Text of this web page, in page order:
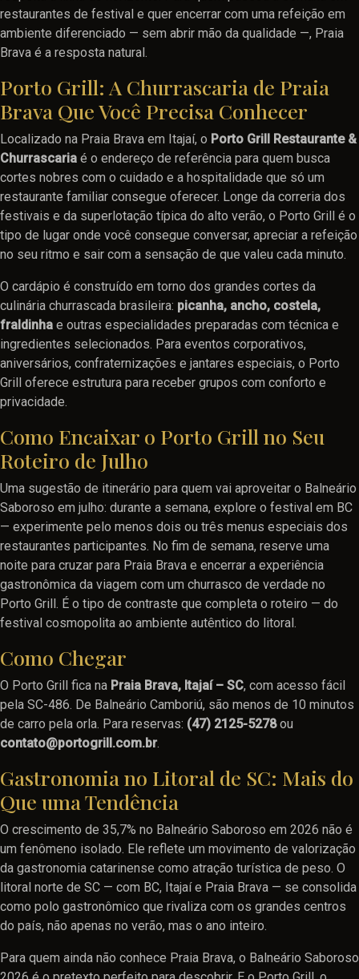
restaurantes de festival e quer encerrar com uma refeição em
ambiente diferenciado — sem abrir mão da qualidade —, Praia
Brava é a resposta natural.
Porto Grill: A Churrascaria de Praia
Brava Que Você Precisa Conhecer
Localizado na Praia Brava em Itajaí, o Porto Grill Restaurante &
Churrascaria é o endereço de referência para quem busca
cortes nobres com o cuidado e a hospitalidade que só um
restaurante familiar consegue oferecer. Longe da correria dos
festivais e da superlotação típica do alto verão, o Porto Grill é o
tipo de lugar onde você consegue conversar, apreciar a refeição
no seu ritmo e sair com a sensação de que valeu cada minuto.
O cardápio é construído em torno dos grandes cortes da
culinária churrascada brasileira: picanha, ancho, costela,
fraldinha e outras especialidades preparadas com técnica e
ingredientes selecionados. Para eventos corporativos,
aniversários, confraternizações e jantares especiais, o Porto
Grill oferece estrutura para receber grupos com conforto e
privacidade.
Como Encaixar o Porto Grill no Seu
Roteiro de Julho
Uma sugestão de itinerário para quem vai aproveitar o Balneário
Saboroso em julho: durante a semana, explore o festival em BC
— experimente pelo menos dois ou três menus especiais dos
restaurantes participantes. No fim de semana, reserve uma
noite para cruzar para Praia Brava e encerrar a experiência
gastronômica da viagem com um churrasco de verdade no
Porto Grill. É o tipo de contraste que completa o roteiro — do
festival cosmopolita ao ambiente autêntico do litoral.
Como Chegar
O Porto Grill fica na Praia Brava, Itajaí – SC, com acesso fácil
pela SC-486. De Balneário Camboriú, são menos de 10 minutos
de carro pela orla. Para reservas: (47) 2125-5278ou
contato@portogrill.com.br.
Gastronomia no Litoral de SC: Mais do
Que uma Tendência
O crescimento de 35,7% no Balneário Saboroso em 2026 não é
um fenômeno isolado. Ele reflete um movimento de valorização
da gastronomia catarinense como atração turística de peso. O
litoral norte de SC — com BC, Itajaí e Praia Brava — se consolida
como polo gastronômico que rivaliza com os grandes centros
do país, não apenas no verão, mas o ano inteiro.
Para quem ainda não conhece Praia Brava, o Balneário Saboroso